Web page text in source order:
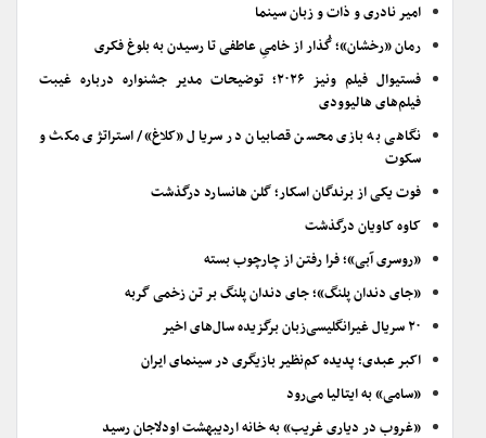
امیر نادری و ذات و زبان سینما
رمان «رخشان»؛ گُذار از خامیِ عاطفی تا رسیدن به بلوغ فکری
فستیوال فیلم ونیز ۲۰۲۶؛ توضیحات مدیر جشنواره درباره غیبت
فیلم‌های هالیوودی
نگاهی به بازی محسن قصابیان در سریال «کلاغ»/ استراتژی مکث و
سکوت
فوت یکی از برندگان اسکار؛ گلن هانسارد درگذشت
کاوه کاویان درگذشت
«روسری آبی»؛ فرا رفتن از چارچوب بسته
«جای دندان پلنگ»؛ جای دندان پلنگ بر تن زخمی گربه
۲۰ سریال غیرانگلیسی‌زبان برگزیده سال‌های اخیر
اکبر عبدی؛ پدیده کم‌نظیر بازیگری در سینمای ایران
«سامی» به ایتالیا می‌رود
«غروب در دیاری غریب» به خانه اردیبهشت اودلاجان رسید